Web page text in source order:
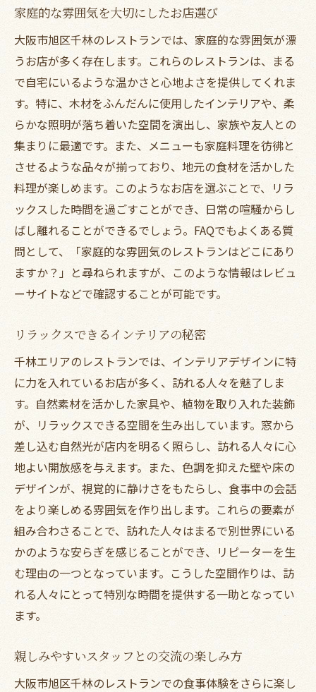
家庭的な雰囲気を大切にしたお店選び
大阪市旭区千林のレストランでは、家庭的な雰囲気が漂
うお店が多く存在します。これらのレストランは、まる
で自宅にいるような温かさと心地よさを提供してくれま
す。特に、木材をふんだんに使用したインテリアや、柔
らかな照明が落ち着いた空間を演出し、家族や友人との
集まりに最適です。また、メニューも家庭料理を彷彿と
させるような品々が揃っており、地元の食材を活かした
料理が楽しめます。このようなお店を選ぶことで、リラ
ックスした時間を過ごすことができ、日常の喧騒からし
ばし離れることができるでしょう。FAQでもよくある質
問として、「家庭的な雰囲気のレストランはどこにあり
ますか？」と尋ねられますが、このような情報はレビュ
ーサイトなどで確認することが可能です。
リラックスできるインテリアの秘密
千林エリアのレストランでは、インテリアデザインに特
に力を入れているお店が多く、訪れる人々を魅了しま
す。自然素材を活かした家具や、植物を取り入れた装飾
が、リラックスできる空間を生み出しています。窓から
差し込む自然光が店内を明るく照らし、訪れる人々に心
地よい開放感を与えます。また、色調を抑えた壁や床の
デザインが、視覚的に静けさをもたらし、食事中の会話
をより楽しめる雰囲気を作り出します。これらの要素が
組み合わさることで、訪れた人々はまるで別世界にいる
かのような安らぎを感じることができ、リピーターを生
む理由の一つとなっています。こうした空間作りは、訪
れる人々にとって特別な時間を提供する一助となってい
ます。
親しみやすいスタッフとの交流の楽しみ方
大阪市旭区千林のレストランでの食事体験をさらに楽し